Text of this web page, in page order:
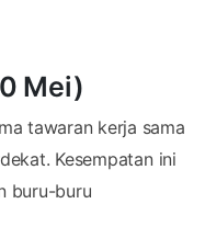
Mei)
tawaran kerja sama
Kesempatan ini
buru-buru